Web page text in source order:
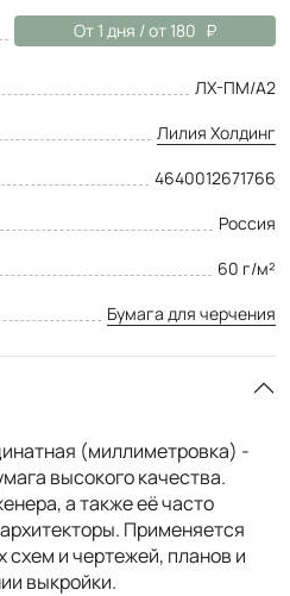
От 1 дня / от 180
ЛХ-ПМ/А2
Лилия Холдинг
4640012671766
Россия
60 г/м²
Бумага для черчения
(миллиметровка) -
высокого качества.
а также её часто
Применяется
и чертежей, планов и
выкройки.